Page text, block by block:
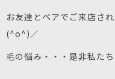
お友達とペアでご来店さ
(^o^)／
毛の悩み・・・是非私た